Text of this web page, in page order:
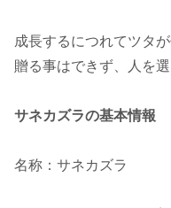
成長するにつれてツタ
贈る事はできず、人を
サネカズラの基本情報
名称：サネカズラ